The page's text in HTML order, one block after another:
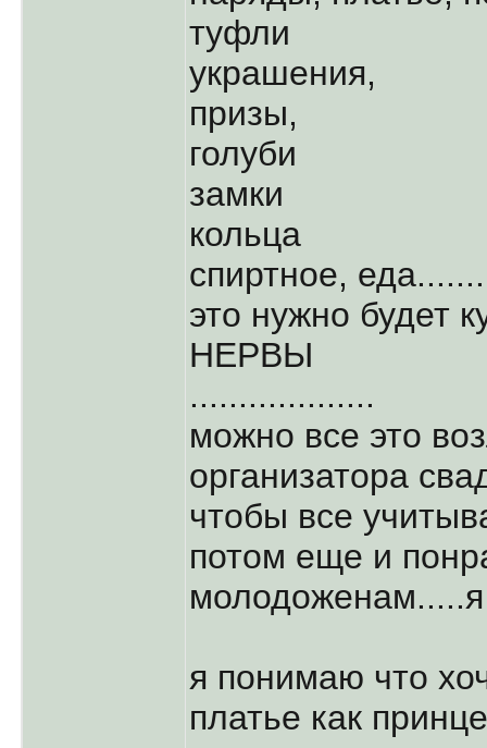
туфли
украшения,
призы,
голуби
замки
кольца
спиртное,
это нужно будет
НЕРВЫ
...................
можно все это
организатора
чтобы все
потом еще и
я понимаю что
платье как